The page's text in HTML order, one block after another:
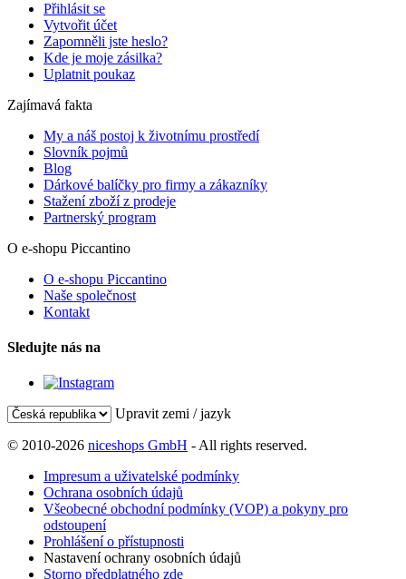
Přihlásit se
Vytvořit účet
Zapomněli jste heslo?
Kde je moje zásilka?
Uplatnit poukaz
Zajímavá fakta
My a náš postoj k životnímu prostředí
Slovník pojmů
Blog
Dárkové balíčky pro firmy a zákazníky
Stažení zboží z prodeje
Partnerský program
O e-shopu Piccantino
O e-shopu Piccantino
Naše společnost
Kontakt
Sledujte nás na
Upravit zemi / jazyk
© 2010-2026 niceshops GmbH - All rights reserved.
Impresum a uživatelské podmínky
Ochrana osobních údajů
Všeobecné obchodní podmínky (VOP) a pokyny pro
odstoupení
Prohlášení o přístupnosti
Nastavení ochrany osobních údajů
Storno předplatného zde